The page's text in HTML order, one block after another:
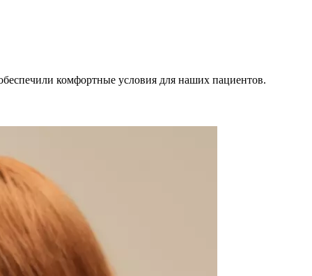
комфортные условия для наших пациентов.